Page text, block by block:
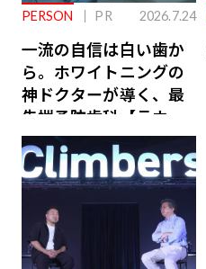
PERSON PR 2026.7.24
一流の自信は白い歯か
ら。ホワイトニングの
神ドクターが導く、最
先端予防歯科【ラウン
ジ会員特典あり】